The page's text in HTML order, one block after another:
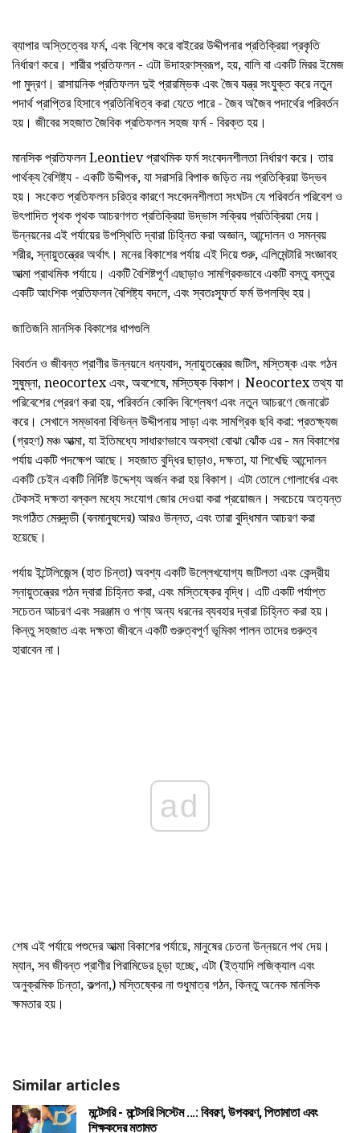
ব্যাপার অস্তিত্বের ফর্ম, এবং বিশেষ করে বাইরের উদ্দীপনার প্রতিক্রিয়া প্রকৃতি
নির্ধারণ করে। শারীর প্রতিফলন - এটা উদাহরণস্বরূপ, হয়, বালি বা একটি মিরর ইমেজ
পা মুদ্রণ। রাসায়নিক প্রতিফলন দুই প্রারম্ভিক এবং জৈব যন্ত্র সংযুক্ত করে নতুন
পদার্থ প্রাপ্তির হিসাবে প্রতিনিধিত্ব করা যেতে পারে - জৈব অজৈব পদার্থের পরিবর্তন
হয়। জীবের সহজাত জৈবিক প্রতিফলন সহজ ফর্ম - বিরক্ত হয়।
মানসিক প্রতিফলন Leontiev প্রাথমিক ফর্ম সংবেদনশীলতা নির্ধারণ করে। তার
পার্থক্য বৈশিষ্ট্য - একটি উদ্দীপক, যা সরাসরি বিপাক জড়িত নয় প্রতিক্রিয়া উদ্ভব
হয়। সংকেত প্রতিফলন চরিত্র কারণে সংবেদনশীলতা সংঘটন যে পরিবর্তন পরিবেশ ও
উৎপাদিত পৃথক পৃথক আচরণগত প্রতিক্রিয়া উদ্ভাস সক্রিয় প্রতিক্রিয়া দেয়।
উন্নয়নের এই পর্যায়ের উপস্থিতি দ্বারা চিহ্নিত করা অজ্ঞান, আন্দোলন ও সমন্বয়
শরীর, স্নায়ুতন্ত্রের অর্থাৎ। মনের বিকাশের পর্যায় এই দিয়ে শুরু, এলিমেন্টারি সংজ্ঞাবহ
আত্মা প্রাথমিক পর্যায়ে। একটি বৈশিষ্টপূর্ণ এছাড়াও সামগ্রিকভাবে একটি বস্তু বস্তুর
একটি আংশিক প্রতিফলন বৈশিষ্ট্য বদলে, এবং স্বতঃস্ফূর্ত ফর্ম উপলব্ধি হয়।
জাতিজনি মানসিক বিকাশের ধাপগুলি
বিবর্তন ও জীবন্ত প্রাণীর উন্নয়নে ধন্যবাদ, স্নায়ুতন্ত্রের জটিল, মস্তিষ্ক এবং গঠন
সুষুম্না, neocortex এবং, অবশেষে, মস্তিষ্ক বিকাশ। Neocortex তথ্য যা
পরিবেশের প্রেরণ করা হয়, পরিবর্তন কোবিদ বিশ্লেষণ এবং নতুন আচরণে জেনারেট
করে। সেখানে সম্ভাবনা বিভিন্ন উদ্দীপনায় সাড়া এবং সামগ্রিক ছবি করা: প্রতক্ষ্যজ
(গ্রহণ) মঞ্চ আত্মা, যা ইতিমধ্যে সাধারণভাবে অবস্থা বোঝা ঝোঁক এর - মন বিকাশের
পর্যায় একটি পদক্ষেপ আছে। সহজাত বুদ্ধির ছাড়াও, দক্ষতা, যা শিখেছি আন্দোলন
একটি চেইন একটি নির্দিষ্ট উদ্দেশ্য অর্জন করা হয় বিকাশ। এটা তোলে গোলার্ধের এবং
টেকসই দক্ষতা বল্কল মধ্যে সংযোগ জোর দেওয়া করা প্রয়োজন। সবচেয়ে অত্যন্ত
সংগঠিত মেরুদন্ডী (বনমানুষদের) আরও উন্নত, এবং তারা বুদ্ধিমান আচরণ করা
হয়েছে।
পর্যায় ইন্টেলিজেন্স (হাত চিন্তা) অবশ্য একটি উল্লেখযোগ্য জটিলতা এবং কেন্দ্রীয়
স্নায়ুতন্ত্রের গঠন দ্বারা চিহ্নিত করা, এবং মস্তিষ্কের বৃদ্ধি। এটি একটি পর্যাপ্ত
সচেতন আচরণ এবং সরঞ্জাম ও পণ্য অন্য ধরনের ব্যবহার দ্বারা চিহ্নিত করা হয়।
কিন্তু সহজাত এবং দক্ষতা জীবনে একটি গুরুত্বপূর্ণ ভূমিকা পালন তাদের গুরুত্ব
হারাবেন না।
ad
শেষ এই পর্যায়ে পশুদের আত্মা বিকাশের পর্যায়ে, মানুষের চেতনা উন্নয়নে পথ দেয়।
ম্যান, সব জীবন্ত প্রাণীর পিরামিডের চূড়া হচ্ছে, এটা (ইত্যাদি লজিক্যাল এবং
অনুক্রমিক চিন্তা, কল্পনা,) মস্তিষ্কের না শুধুমাত্র গঠন, কিন্তু অনেক মানসিক
ক্ষমতার হয়।
Similar articles
মন্টেসরি - মন্টেসরি সিস্টেম ...: বিবরণ, উপকরণ, পিতামাতা এবং
শিক্ষকদের মতামত